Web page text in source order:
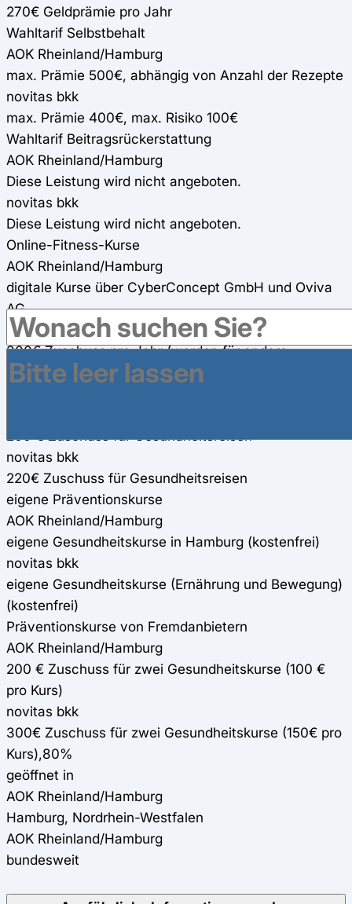
270€ Geldprämie pro Jahr
Wahltarif Selbstbehalt
AOK Rheinland/Hamburg
max. Prämie 500€, abhängig von Anzahl der Rezepte
novitas bkk
max. Prämie 400€, max. Risiko 100€
Wahltarif Beitragsrückerstattung
AOK Rheinland/Hamburg
Diese Leistung wird nicht angeboten.
novitas bkk
Diese Leistung wird nicht angeboten.
Online-Fitness-Kurse
AOK Rheinland/Hamburg
digitale Kurse über CyberConcept GmbH und Oviva
AG
novitas bkk
300€ Zuschuss pro Jahr (werden für andere
Präventionsmaßnahmen mit angerechnet)
200 € Zuschuss für Gesundheitsreisen
novitas bkk
220€ Zuschuss für Gesundheitsreisen
eigene Präventionskurse
AOK Rheinland/Hamburg
eigene Gesundheitskurse in Hamburg (kostenfrei)
novitas bkk
eigene Gesundheitskurse (Ernährung und Bewegung)
(kostenfrei)
Präventionskurse von Fremdanbietern
AOK Rheinland/Hamburg
200 € Zuschuss für zwei Gesundheitskurse (100 €
pro Kurs)
novitas bkk
300€ Zuschuss für zwei Gesundheitskurse (150€ pro
Kurs),80%
geöffnet in
AOK Rheinland/Hamburg
Hamburg, Nordrhein-Westfalen
AOK Rheinland/Hamburg
bundesweit